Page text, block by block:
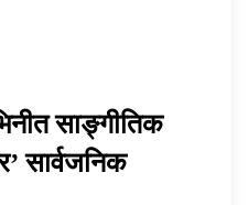
साङ्गीतिक
सार्वजनिक